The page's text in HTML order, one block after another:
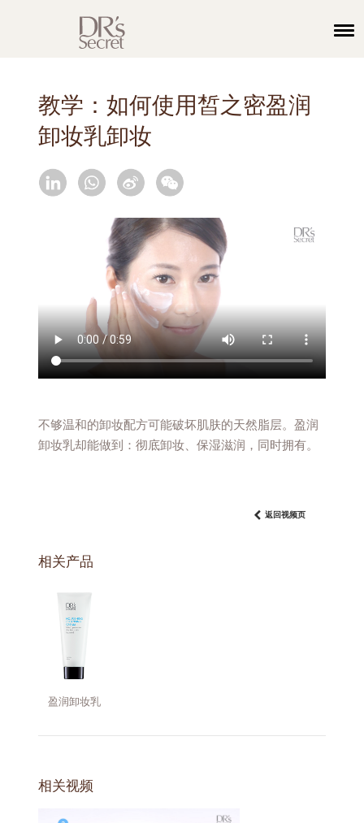
教学：如何使用皙之密盈润
卸妆乳卸妆
不够温和的卸妆配方可能破坏肌肤的天然脂层。盈润
卸妆乳却能做到：彻底卸妆、保湿滋润，同时拥有。
返回视频页
相关产品
盈润卸妆乳
相关视频